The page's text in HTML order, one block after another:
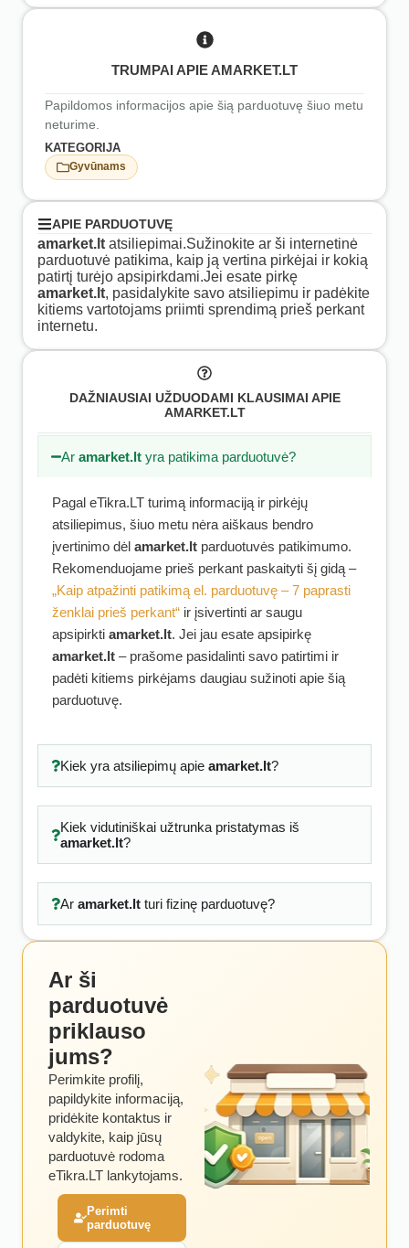
TRUMPAI APIE AMARKET.LT
Papildomos informacijos apie šią parduotuvę šiuo metu
neturime.
KATEGORIJA
Gyvūnams
APIE PARDUOTUVĘ
amarket.lt atsiliepimai.Sužinokite ar ši internetinė
parduotuvė patikima, kaip ją vertina pirkėjai ir kokią
patirtį turėjo apsipirkdami.Jei esate pirkę
amarket.lt, pasidalykite savo atsiliepimu ir padėkite
kitiems vartotojams priimti sprendimą prieš perkant
internetu.
DAŽNIAUSIAI UŽDUODAMI KLAUSIMAI APIE
AMARKET.LT
Aramarket.lt yra patikima parduotuvė?
Pagal eTikra.LT turimą informaciją ir pirkėjų
atsiliepimus, šiuo metu nėra aiškaus bendro
įvertinimo dėl amarket.lt parduotuvės patikimumo.
Rekomenduojame prieš perkant paskaityti šį gidą –
„Kaip atpažinti patikimą el. parduotuvę – 7 paprasti
ženklai prieš perkant“ ir įsivertinti ar saugu
apsipirkti amarket.lt. Jei jau esate apsipirkę
amarket.lt – prašome pasidalinti savo patirtimi ir
padėti kitiems pirkėjams daugiau sužinoti apie šią
parduotuvę.
Kiek yra atsiliepimų apie amarket.lt?
Kiek vidutiniškai užtrunka pristatymas iš
amarket.lt?
Ar amarket.ltturi fizinę parduotuvę?
Ar ši
parduotuvė
priklauso
jums?
Perimkite profilį,
papildykite informaciją,
pridėkite kontaktus ir
valdykite, kaip jūsų
parduotuvė rodoma
eTikra.LT lankytojams.
Perimti
parduotuvę